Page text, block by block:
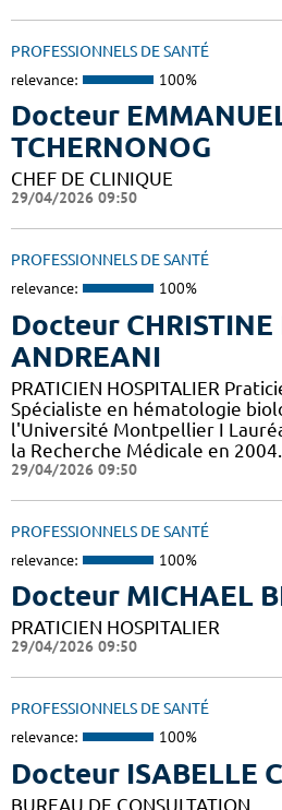
PROFESSIONNELS DE SANTÉ
relevance: 100%
Docteur
TCHERNONOG
CHEF DE CLINIQUE
29/04/2026 09:50
PROFESSIONNELS DE SANTÉ
relevance: 100%
Docteur CHRISTINE
ANDREANI
PRATICIEN HOSPITALIER
Spécialiste en hématologie
l'Université Montpellier I
la Recherche Médicale en
29/04/2026 09:50
PROFESSIONNELS DE SANTÉ
relevance: 100%
Docteur MICHAEL
PRATICIEN HOSPITALIER
29/04/2026 09:50
PROFESSIONNELS DE SANTÉ
relevance: 100%
Docteur ISABELLE
BUREAU DE CONSULTATION